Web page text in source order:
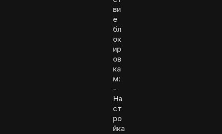
ви
е
бл
ок
ир
ов
ка
м:
-
На
ст
ро
йка